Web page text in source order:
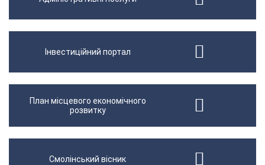
Інвестиційний портал
План місцевого економічного
розвитку
Смолінський вісник